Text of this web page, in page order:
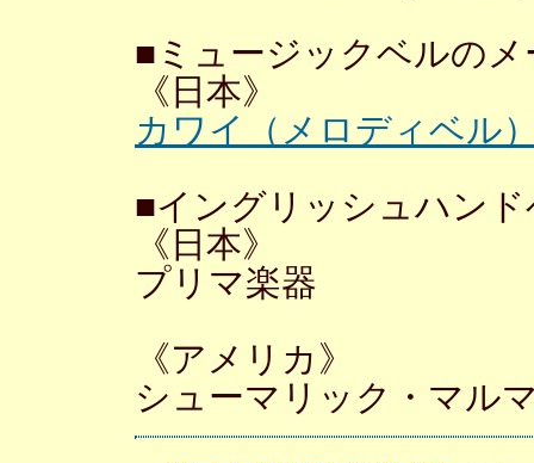
■ミュージックベルのメ
《日本》
カワイ（メロディベル
■イングリッシュハン
《日本》
プリマ楽器
《アメリカ》
シューマリック・マル